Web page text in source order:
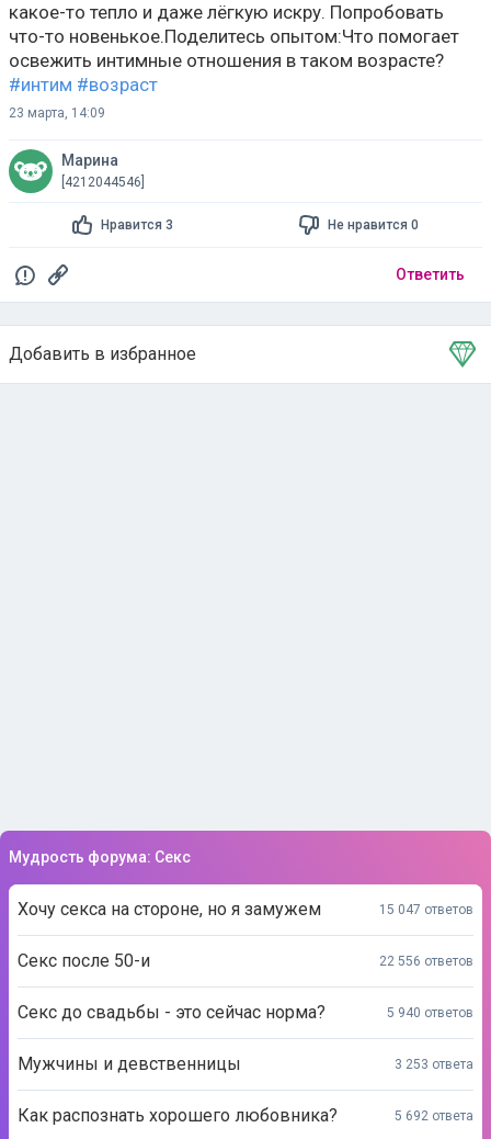
какое-то тепло и даже лёгкую искру. Попробовать
что-то новенькое.Поделитесь опытом:Что помогает
освежить интимные отношения в таком возрасте?
#интим #возраст
23 марта, 14:09
Марина
[4212044546]
Нравится 3 Не нравится 0
Ответить
Добавить в избранное
Тема в избранном
Мудрость форума: Секс
Хочу секса на стороне, но я замужем 15 047 ответов
Секс после 50-и 22 556 ответов
Секс до свадьбы - это сейчас норма? 5 940 ответов
Мужчины и девственницы 3 253 ответа
Как распознать хорошего любовника? 5 692 ответа